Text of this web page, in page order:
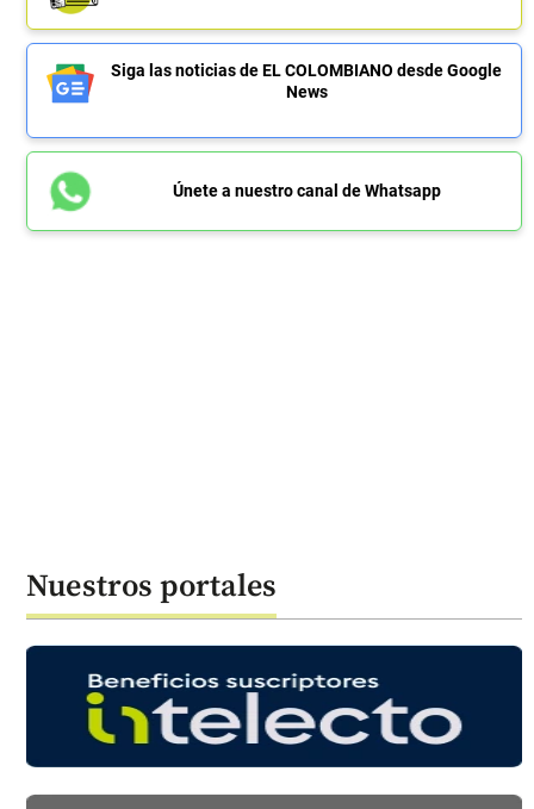
Siga las noticias de EL COLOMBIANO desde Google
News
Únete a nuestro canal de Whatsapp
Nuestros portales